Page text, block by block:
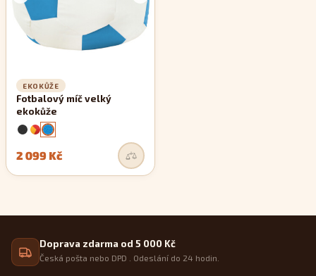
EKOKŮŽE
Fotbalový míč velký
ekokůže
2 099 Kč
Doprava zdarma od 5 000 Kč
Česká pošta nebo DPD . Odeslání do 24 hodin.